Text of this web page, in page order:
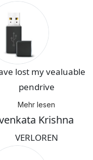
lost my vealuable
pendrive
Mehr lesen
Krishna
VERLOREN